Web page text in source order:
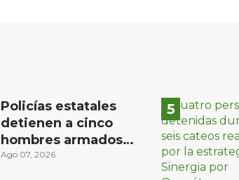
Policías estatales
detienen a cinco
hombres armados
en Puebla capital
Ago 07, 2026